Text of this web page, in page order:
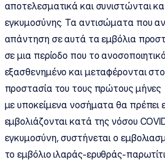
αποτελεσματικά και συνιστώνται
εγκυμοσύνης. Τα αντισώματα που
απάντηση σε αυτά τα εμβόλια
σε μια περίοδο που το
εξασθενημένο και μεταφέρονται
προστασία του τους πρώτους μήνες
με υποκείμενα νοσήματα θα πρέπει
εμβολιάζονται κατά της νόσου
εγκυμοσύνη, συστήνεται ο
το εμβόλιο ιλαράς-ερυθράς-